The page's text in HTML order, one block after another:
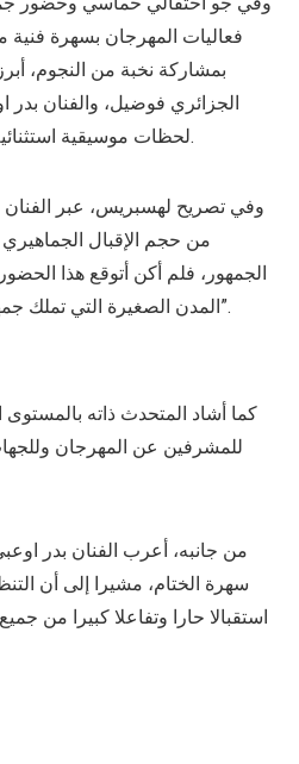
فعاليات المهرجان بسهرة
بمشاركة نخبة من النجوم،
الجزائري فوضيل، والفنان
لحظات موسيقية استثنائية تفاعل معها الكبير والصغير.
وفي تصريح لهسبريس، عبر
من حجم الإقبال
الجمهور، فلم أكن أتوقع هذا
المدن الصغيرة التي تملك جمهوراً حقيقياً ومحباً للموسيقى”.
كما أشاد المتحدث ذاته
للمشرفين عن المهرجان
من جانبه، أعرب الفنان بدر
سهرة الختام، مشيرا إلى أن
استقبالا حارا وتفاعلا كبيرا من